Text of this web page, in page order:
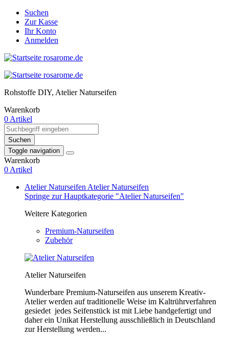
Suchen
Zur Kasse
Ihr Konto
Anmelden
Rohstoffe DIY, Atelier Naturseifen
Warenkorb
0 Artikel
Suchen
Toggle navigation
Warenkorb
0 Artikel
Atelier Naturseifen Atelier Naturseifen
Springe zur Hauptkategorie "Atelier Naturseifen"
Weitere Kategorien
Premium-Naturseifen
Zubehör
Atelier Naturseifen
Wunderbare Premium-Naturseifen aus unserem Kreativ-
Atelier werden auf traditionelle Weise im Kaltrührverfahren
gesiedet jedes Seifenstück ist mit Liebe handgefertigt und
daher ein Unikat Herstellung ausschließlich in Deutschland
zur Herstellung werden...